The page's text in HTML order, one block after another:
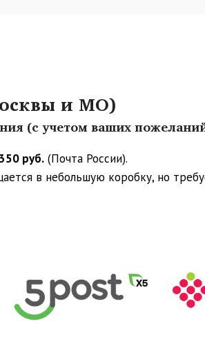
и МО)
(с учетом ваших
руб. (Почта России).
в небольшую коробку, но